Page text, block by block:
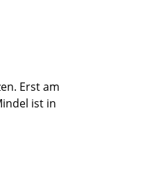
Erst am
ist in